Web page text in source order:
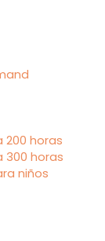
200 horas
300 horas
niños